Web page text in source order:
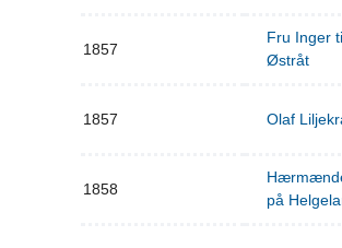
1857
Fru Inger
Østråt
1857 Olaf
1858
på